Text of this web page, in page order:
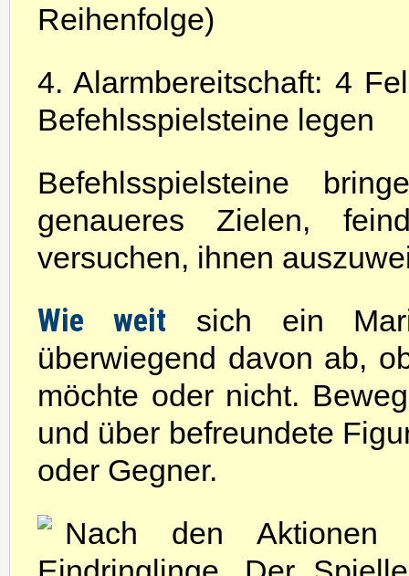
Reihenfolge)
4. Alarmbereitschaft: 4
Befehlsspielsteine legen
Befehlsspielsteine
genaueres Zielen,
versuchen, ihnen
Wie weit sich ein
überwiegend davon ab,
möchte oder nicht.
und über befreundete
oder Gegner.
Nach den